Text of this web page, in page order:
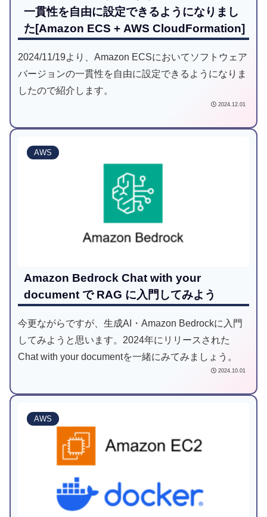
一貫性を自由に設定できるようになりまし
た[Amazon ECS + AWS CloudFormation]
2024/11/19より、Amazon ECSにおいてソフトウェア
バージョンの一貫性を自由に設定できるようになりま
したので紹介します。
2024.12.01
AWS
Amazon Bedrock Chat with your
document で RAG に入門してみよう
今更ながらですが、生成AI・Amazon Bedrockに入門
してみようと思います。2024年にリリースされた
Chat with your documentを一緒にみてみましょう。
2024.10.01
AWS